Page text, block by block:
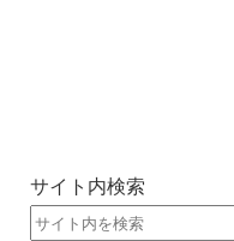
サイト内検索